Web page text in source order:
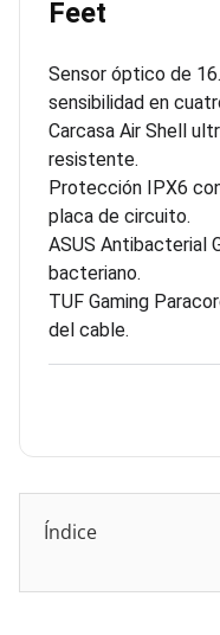
Feet
Sensor óptico de
sensibilidad en
Carcasa Air Shell
resistente.
Protección IPX6
placa de circuito.
ASUS Antibacterial
bacteriano.
TUF Gaming
del cable.
Índice